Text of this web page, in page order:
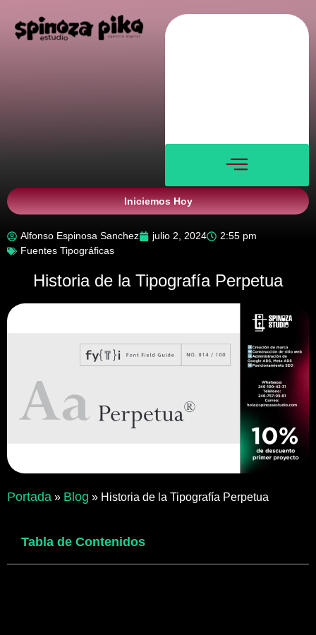
Iniciemos Hoy
Alfonso Espinosa Sanchez julio 2, 2024
2:55 pm
Fuentes Tipográficas
Historia de la Tipografía Perpetua
Portada » Blog » Historia de la Tipografía Perpetua
Tabla de Contenidos